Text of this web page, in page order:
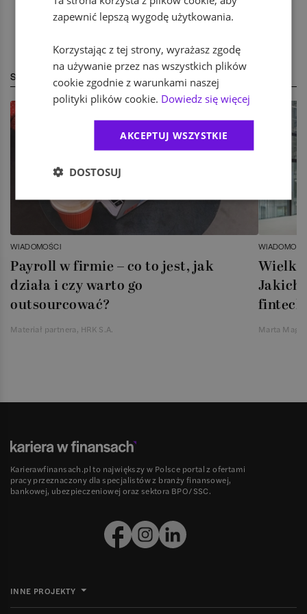
STREFA EKSPERTA
WIADOMOŚCI
Payroll w firmie – co to jest, jak
działa i czy warto go
outsourcować?
Materiał partnera, HRK S.A.
Jakich
Marta
Karierawfinansach.pl to największy w Polsce portal z ofertami
pracy przeznaczony dla specjalistów z branży finansowej,
bankowej, ubezpieczeniowej oraz sektora BPO/SSC.
INNE PROJEKTY
zapewnić lepszą wygodę użytkowania.
Korzystając z tej strony, wyrażasz zgodę
na używanie przez nas wszystkich plików
cookie zgodnie z warunkami naszej
polityki plików cookie. Dowiedz się więcej
AKCEPTUJ WSZYSTKIE
DOSTOSUJ